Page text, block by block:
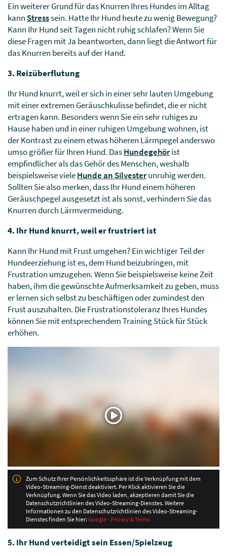
Ein weiterer Grund für das Knurren Ihres Hundes im Alltag
kann Stresssein. Hatte Ihr Hund heute zu wenig Bewegung?
Kann Ihr Hund seit Tagen nicht ruhig schlafen? Wenn Sie
diese Fragen mit Ja beantworten, dann liegt die Antwort für
das Knurren bereits auf der Hand.
3. Reizüberflutung
Ihr Hund knurrt, weil er sich in einer sehr lauten Umgebung
mit einer extremen Geräuschkulisse befindet, die er nicht
ertragen kann. Besonders wenn Sie ein sehr ruhiges zu
Hause haben und in einer ruhigen Umgebung wohnen, ist
der Kontrast zu einem etwas höheren Lärmpegel anderswo
umso größer für Ihren Hund. DasHundegehörist
empfindlicher als das Gehör des Menschen, weshalb
beispielsweise vieleHunde an Silvesterunruhig werden.
Sollten Sie also merken, dass Ihr Hund einem höheren
Geräuschpegel ausgesetzt ist als sonst, verhindern Sie das
Knurren durch Lärmvermeidung.
4. Ihr Hund knurrt, weil er frustriert ist
Kann Ihr Hund mit Frust umgehen? Ein wichtiger Teil der
Hundeerziehung ist es, dem Hund beizubringen, mit
Frustration umzugehen. Wenn Sie beispielsweise keine Zeit
haben, ihm die gewünschte Aufmerksamkeit zu geben, muss
er lernen sich selbst zu beschäftigen oder zumindest den
Frust auszuhalten. Die Frustrationstoleranz Ihres Hundes
können Sie mit entsprechendem Training Stück für Stück
erhöhen.
Zum Schutz Ihrer Persönlichkeitssphäre ist die Verknüpfung mit dem
Video-Streaming-Dienst deaktiviert. Per Klick aktivieren Sie die
Verknüpfung. Wenn Sie das Video laden, akzeptieren damit Sie die
Datenschutzrichtlinien des Video-Streaming-Dienstes. Weitere
Informationen zu den Datenschutzrichtlinien des Video-Streaming-
Dienstes finden Sie hier: Google - Privacy & Terms
5. Ihr Hund verteidigt sein Essen/Spielzeug